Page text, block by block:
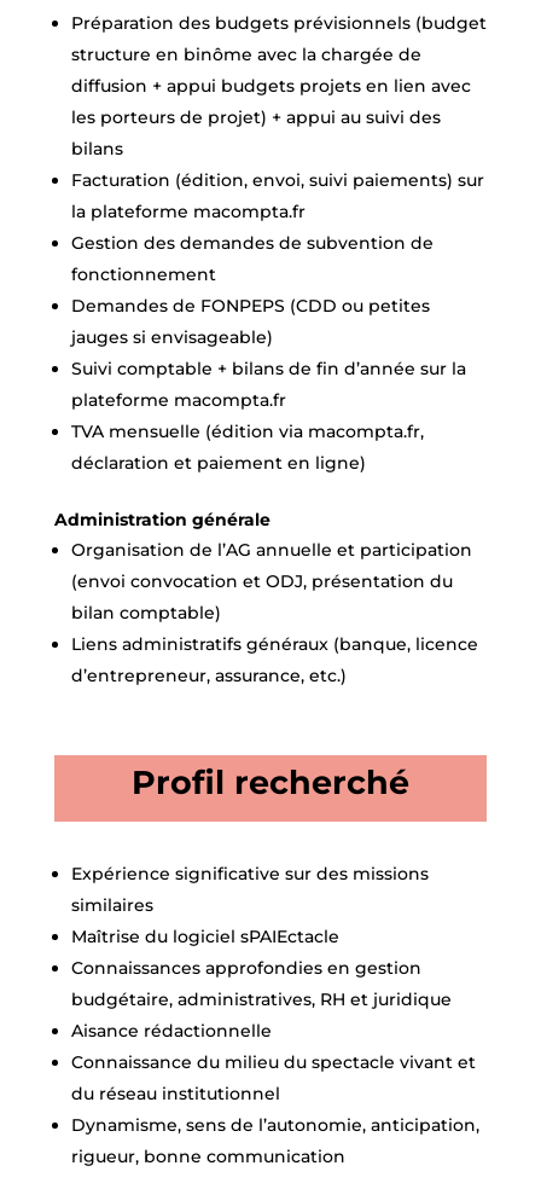
Préparation des budgets prévisionnels (budget
structure en binôme avec la chargée de
diffusion + appui budgets projets en lien avec
les porteurs de projet) + appui au suivi des
bilans
Facturation (édition, envoi, suivi paiements) sur
la plateforme macompta.fr
Gestion des demandes de subvention de
fonctionnement
Demandes de FONPEPS (CDD ou petites
jauges si envisageable)
Suivi comptable + bilans de fin d’année sur la
plateforme macompta.fr
TVA mensuelle (édition via macompta.fr,
déclaration et paiement en ligne)
Administration générale
Organisation de l’AG annuelle et participation
(envoi convocation et ODJ, présentation du
bilan comptable)
Liens administratifs généraux (banque, licence
d’entrepreneur, assurance, etc.)
Profil recherché
Expérience significative sur des missions
similaires
Maîtrise du logiciel sPAIEctacle
Connaissances approfondies en gestion
budgétaire, administratives, RH et juridique
Aisance rédactionnelle
Connaissance du milieu du spectacle vivant et
du réseau institutionnel
Dynamisme, sens de l’autonomie, anticipation,
rigueur, bonne communication